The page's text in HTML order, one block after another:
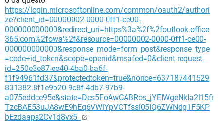
https://login.microsoftonline.com/common/oauth2/authori
ze?client_id=00000002-0000-0ff1-ce00-
000000000000&redirect_uri=https%3a%2f%2foutlook.office
365.com%2fowa%2f&resource=00000002-0000-0ff1-ce00-
000000000000&response_mode=form_post&response_type
=code+id_token&scope=openid&msafed=0&client-request-
id=250e3e87-ee40-4ba0-ba6f-
f1f94961fd37&protectedtoken=true&nonce=637187441529
831382.8f1e9b20-9c8f-4db7-97b9-
a075eddce95e&state=Dcs5FoAwCABRos_jYEIWgeNkIa2l15fi
TzcBAE53uJA8wE9hEq6VWlYpVCTfssl05IQ6ZWNdg1F5KP
bEzdaaps2Cv1d8vx5_